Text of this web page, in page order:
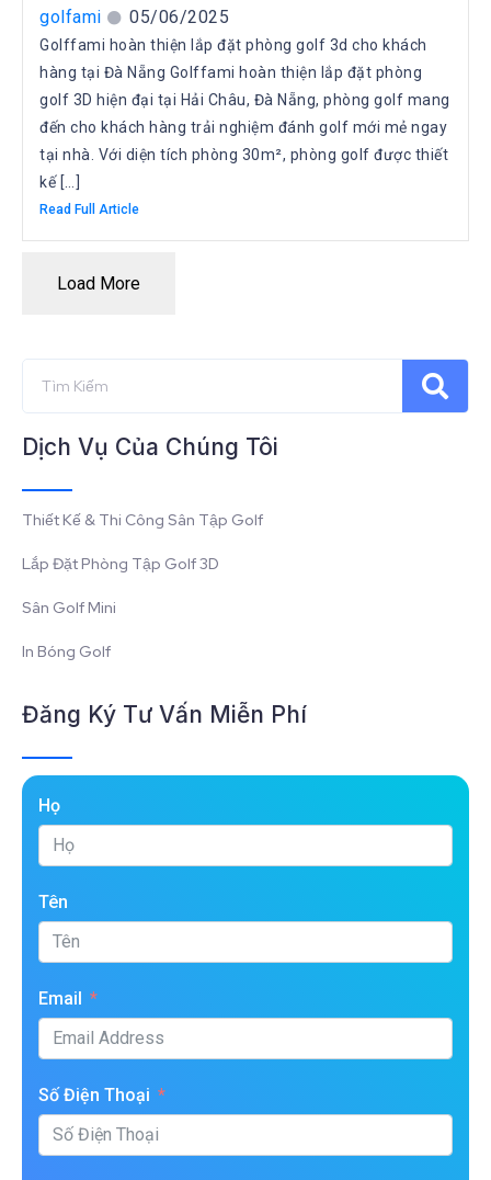
golfami 05/06/2025
Golffami hoàn thiện lắp đặt phòng golf 3d cho khách
hàng tại Đà Nẵng Golffami hoàn thiện lắp đặt phòng
golf 3D hiện đại tại Hải Châu, Đà Nẵng, phòng golf mang
đến cho khách hàng trải nghiệm đánh golf mới mẻ ngay
tại nhà. Với diện tích phòng 30m², phòng golf được thiết
kế […]
Read Full Article
Load More
Dịch Vụ Của Chúng Tôi
Thiết Kế & Thi Công Sân Tập Golf
Lắp Đặt Phòng Tập Golf 3D
Sân Golf Mini
In Bóng Golf
Đăng Ký Tư Vấn Miễn Phí
Họ
Tên
Email
Số Điện Thoại